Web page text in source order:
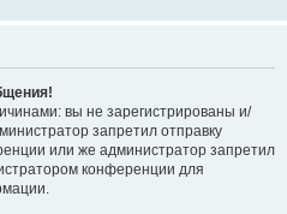
вы не зарегистрированы и/
запретил отправку
или же администратор запретил
конференции для